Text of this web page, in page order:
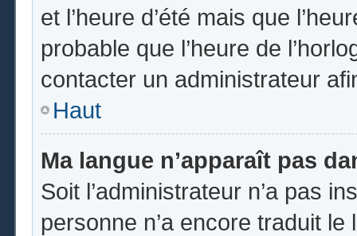
et l’heure d’été mais que
probable que l’heure de
contacter un administrateur
Haut
Ma langue n’apparaît pas
Soit l’administrateur n’a pas
personne n’a encore traduit